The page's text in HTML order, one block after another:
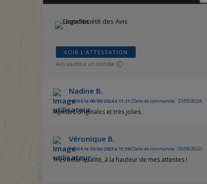
VOIR L'ATTESTATION
Avis soumis à un contrôle
Nadine B.
Publié le 08/06/2024 à 11:21 (Date de commande : 27/05/2024)
flipettes originales et très jolies.
Véronique B.
Publié le 13/02/2023 à 15:59(Date de commande : 05/09/2022)
Très belle qualité, à la hauteur de mes attentes !